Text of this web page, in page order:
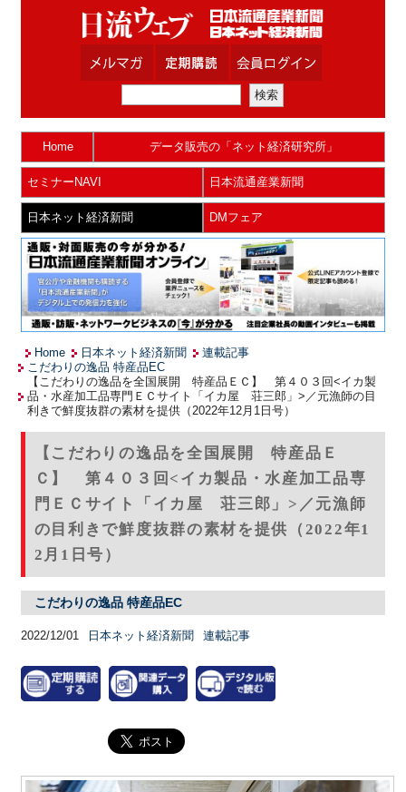
Home データ販売の「ネット経済研究所」
セミナーNAVI 日本流通産業新聞
日本ネット経済新聞 DMフェア
Home 日本ネット経済新聞
連載記事
こだわりの逸品 特産品EC
【こだわりの逸品を全国展開 特産品ＥＣ】 第４０３回<イカ製
品・水産加工品専門ＥＣサイト「イカ屋 荘三郎」>／元漁師の目
利きで鮮度抜群の素材を提供（2022年12月1日号）
【こだわりの逸品を全国展開 特産品Ｅ
Ｃ】 第４０３回<イカ製品・水産加工品専
門ＥＣサイト「イカ屋 荘三郎」>／元漁師
の目利きで鮮度抜群の素材を提供（2022年1
2月1日号）
こだわりの逸品 特産品EC
2022/12/01 日本ネット経済新聞 連載記事